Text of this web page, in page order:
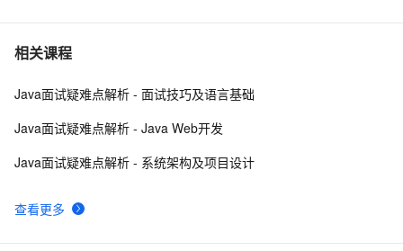
7 [LeetCode] Implement Stack using Queues 用队列来实
8 [LeetCode] Shortest Word Distance
相关课程
查看更多
Java面试疑难点解析 - 面试技巧及语言基础
Java面试疑难点解析 - Java Web开发
Java面试疑难点解析 - 系统架构及项目设计